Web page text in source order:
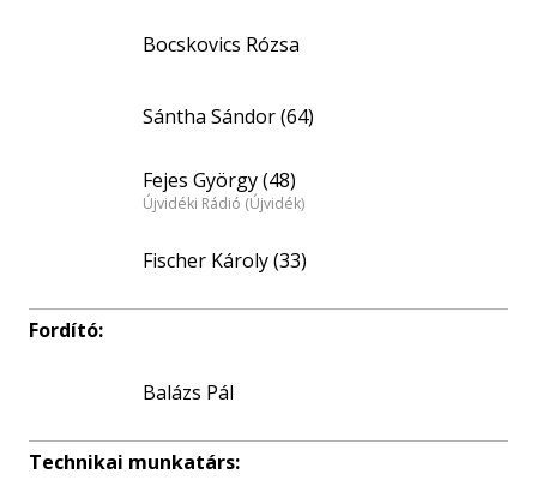
Bocskovics Rózsa
Sántha Sándor (64)
Fejes György (48)
Újvidéki Rádió (Újvidék)
Fischer Károly (33)
Fordító:
Balázs Pál
Technikai munkatárs: